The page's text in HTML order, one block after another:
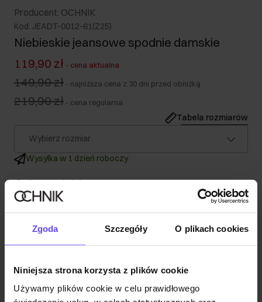
Zgoda Szczegóły O plikach cookies
Niniejsza strona korzysta z plików cookie
Używamy plików cookie w celu prawidłowego
Producent: OCHNIK
Kod: JEADT-0012-61(Z25)
Niebieskie jeansowe spodnie damskie
119,90 zł - cena aktualna
149,90 zł - najniższa cena z 30 dni przed obniżką
219,90 zł - cena regularna
Tabela rozmiarów
Wybierz rozmiar
Wysyłka w 1 dzień roboczy
Opis produktu
Opinie